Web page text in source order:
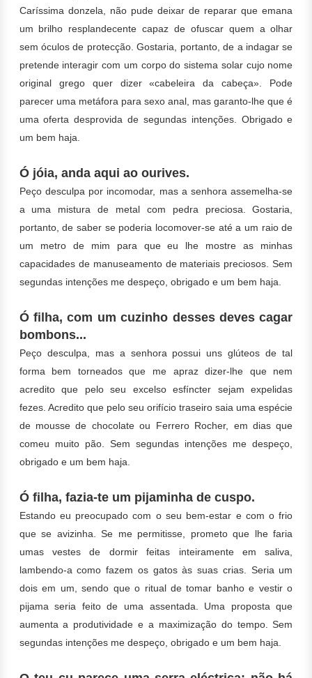
Caríssima donzela, não pude deixar de reparar que emana
um brilho resplandecente capaz de ofuscar quem a olhar
sem óculos de protecção. Gostaria, portanto, de a indagar se
pretende interagir com um corpo do sistema solar cujo nome
original grego quer dizer «cabeleira da cabeça». Pode
parecer uma metáfora para sexo anal, mas garanto-lhe que é
uma oferta desprovida de segundas intenções. Obrigado e
um bem haja.
Ó jóia, anda aqui ao ourives.
Peço desculpa por incomodar, mas a senhora assemelha-se
a uma mistura de metal com pedra preciosa. Gostaria,
portanto, de saber se poderia locomover-se até a um raio de
um metro de mim para que eu lhe mostre as minhas
capacidades de manuseamento de materiais preciosos. Sem
segundas intenções me despeço, obrigado e um bem haja.
Ó filha, com um cuzinho desses deves cagar
bombons...
Peço desculpa, mas a senhora possui uns glúteos de tal
forma bem torneados que me apraz dizer-lhe que nem
acredito que pelo seu excelso esfíncter sejam expelidas
fezes. Acredito que pelo seu orifício traseiro saia uma espécie
de mousse de chocolate ou Ferrero Rocher, em dias que
comeu muito pão. Sem segundas intenções me despeço,
obrigado e um bem haja.
Ó filha, fazia-te um pijaminha de cuspo.
Estando eu preocupado com o seu bem-estar e com o frio
que se avizinha. Se me permitisse, prometo que lhe faria
umas vestes de dormir feitas inteiramente em saliva,
lambendo-a como fazem os gatos às suas crias. Seria um
dois em um, sendo que o ritual de tomar banho e vestir o
pijama seria feito de uma assentada. Uma proposta que
aumenta a produtividade e a maximização do tempo. Sem
segundas intenções me despeço, obrigado e um bem haja.